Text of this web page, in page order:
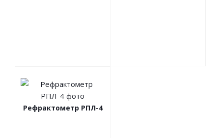
Рефрактометр РПЛ-4